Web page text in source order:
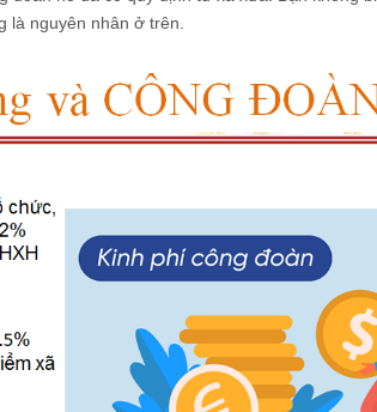
là nguyên nhân ở trên.